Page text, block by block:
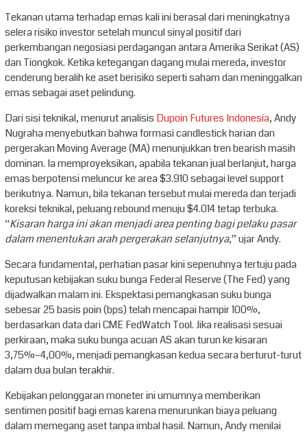
Tekanan utama terhadap emas kali ini berasal dari meningkatnya
selera risiko investor setelah muncul sinyal positif dari
perkembangan negosiasi perdagangan antara Amerika Serikat (AS)
dan Tiongkok. Ketika ketegangan dagang mulai mereda, investor
cenderung beralih ke aset berisiko seperti saham dan meninggalkan
emas sebagai aset pelindung.
Dari sisi teknikal, menurut analisis Dupoin Futures Indonesia, Andy
Nugraha menyebutkan bahwa formasi candlestick harian dan
pergerakan Moving Average (MA) menunjukkan tren bearish masih
dominan. Ia memproyeksikan, apabila tekanan jual berlanjut, harga
emas berpotensi meluncur ke area $3.910 sebagai level support
berikutnya. Namun, bila tekanan tersebut mulai mereda dan terjadi
koreksi teknikal, peluang rebound menuju $4.014 tetap terbuka.
“Kisaran harga ini akan menjadi area penting bagi pelaku pasar
dalam menentukan arah pergerakan selanjutnya,” ujar Andy.
Secara fundamental, perhatian pasar kini sepenuhnya tertuju pada
keputusan kebijakan suku bunga Federal Reserve (The Fed) yang
dijadwalkan malam ini. Ekspektasi pemangkasan suku bunga
sebesar 25 basis poin (bps) telah mencapai hampir 100%,
berdasarkan data dari CME FedWatch Tool. Jika realisasi sesuai
perkiraan, maka suku bunga acuan AS akan turun ke kisaran
3,75%–4,00%, menjadi pemangkasan kedua secara berturut-turut
dalam dua bulan terakhir.
Kebijakan pelonggaran moneter ini umumnya memberikan
sentimen positif bagi emas karena menurunkan biaya peluang
dalam memegang aset tanpa imbal hasil. Namun, Andy menilai